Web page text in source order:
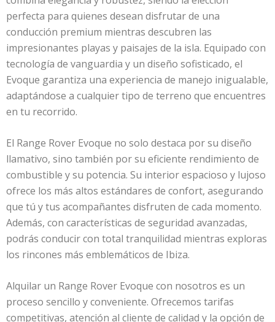
perfecta para quienes desean disfrutar de una
conducción premium mientras descubren las
impresionantes playas y paisajes de la isla. Equipado con
tecnología de vanguardia y un diseño sofisticado, el
Evoque garantiza una experiencia de manejo inigualable,
adaptándose a cualquier tipo de terreno que encuentres
en tu recorrido.
El Range Rover Evoque no solo destaca por su diseño
llamativo, sino también por su eficiente rendimiento de
combustible y su potencia. Su interior espacioso y lujoso
ofrece los más altos estándares de confort, asegurando
que tú y tus acompañantes disfruten de cada momento.
Además, con características de seguridad avanzadas,
podrás conducir con total tranquilidad mientras exploras
los rincones más emblemáticos de Ibiza.
Alquilar un Range Rover Evoque con nosotros es un
proceso sencillo y conveniente. Ofrecemos tarifas
competitivas, atención al cliente de calidad y la opción de